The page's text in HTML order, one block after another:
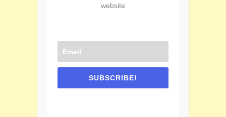
website
SUBSCRIBE!